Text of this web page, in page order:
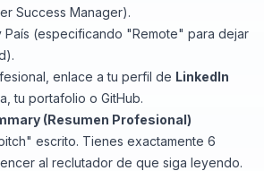
Success Manager).
País (especificando "Remote" para dejar
enlace a tu perfil de LinkedIn
tu portafolio o GitHub.
(Resumen Profesional)
escrito. Tienes exactamente 6
al reclutador de que siga leyendo.